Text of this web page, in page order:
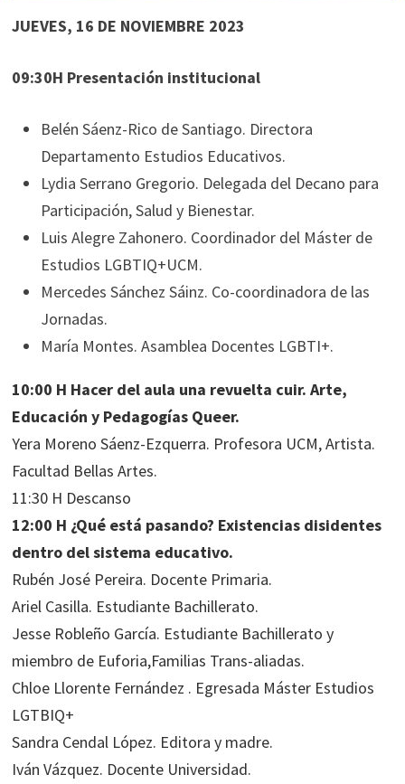
JUEVES, 16 DE NOVIEMBRE 2023
09:30H Presentación institucional
Belén Sáenz-Rico de Santiago. Directora
Departamento Estudios Educativos.
Lydia Serrano Gregorio. Delegada del Decano para
Participación, Salud y Bienestar.
Luis Alegre Zahonero. Coordinador del Máster de
Estudios LGBTIQ+UCM.
Mercedes Sánchez Sáinz. Co-coordinadora de las
Jornadas.
María Montes. Asamblea Docentes LGBTI+.
10:00 H Hacer del aula una revuelta cuir. Arte,
Educación y Pedagogías Queer.
Yera Moreno Sáenz-Ezquerra. Profesora UCM, Artista.
Facultad Bellas Artes.
11:30 H Descanso
12:00 H ¿Qué está pasando? Existencias disidentes
dentro del sistema educativo.
Rubén José Pereira. Docente Primaria.
Ariel Casilla. Estudiante Bachillerato.
Jesse Robleño García. Estudiante Bachillerato y
miembro de Euforia,Familias Trans-aliadas.
Chloe Llorente Fernández . Egresada Máster Estudios
LGTBIQ+
Sandra Cendal López. Editora y madre.
Iván Vázquez. Docente Universidad.